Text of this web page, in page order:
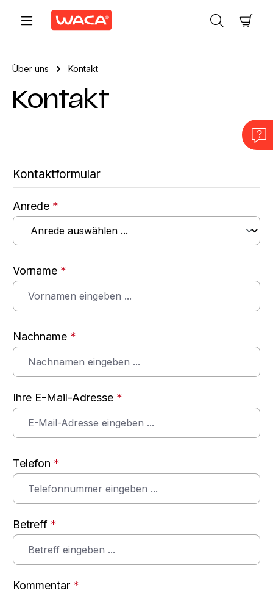
Zum Hauptinhalt springen
Über uns Kontakt
Kontakt
Kontaktformular
Anrede *
Vorname *
Nachname *
Ihre E-Mail-Adresse *
Telefon *
Betreff *
Kommentar *